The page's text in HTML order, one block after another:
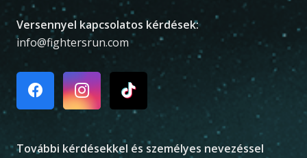
Versennyel kapcsolatos kérdések:
info@fightersrun.com
További kérdésekkel és személyes nevezéssel